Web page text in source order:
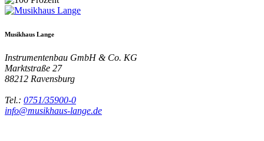
Musikhaus Lange
Instrumentenbau GmbH & Co. KG
Marktstraße 27
88212 Ravensburg
Tel.: 0751/35900-0
info@musikhaus-lange.de